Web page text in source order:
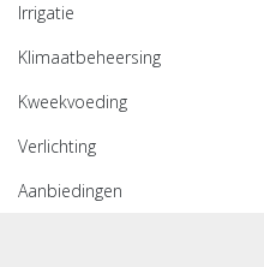
Irrigatie
Klimaatbeheersing
Kweekvoeding
Verlichting
Aanbiedingen